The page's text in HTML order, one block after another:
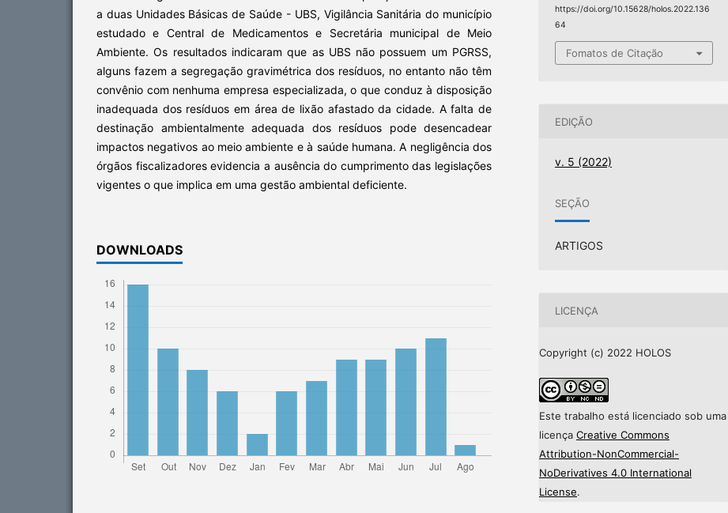
a duas Unidades Básicas de Saúde - UBS, Vigilância Sanitária do município
estudado e Central de Medicamentos e Secretária municipal de Meio
Ambiente. Os resultados indicaram que as UBS não possuem um PGRSS,
alguns fazem a segregação gravimétrica dos resíduos, no entanto não têm
convênio com nenhuma empresa especializada, o que conduz à disposição
inadequada dos resíduos em área de lixão afastado da cidade. A falta de
destinação ambientalmente adequada dos resíduos pode desencadear
impactos negativos ao meio ambiente e à saúde humana. A negligência dos
órgãos fiscalizadores evidencia a ausência do cumprimento das legislações
vigentes o que implica em uma gestão ambiental deficiente.
DOWNLOADS
https://doi.org/10.15628/holos.2022.136
64
Fomatos de Citação
EDIÇÃO
v. 5 (2022)
SEÇÃO
ARTIGOS
LICENÇA
Copyright (c) 2022 HOLOS
Este trabalho está licenciado sob uma
licença Creative Commons
Attribution-NonCommercial-
NoDerivatives 4.0 International
License.